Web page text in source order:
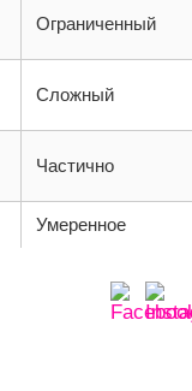
Ограниченный
Сложный
Частично
Умеренное